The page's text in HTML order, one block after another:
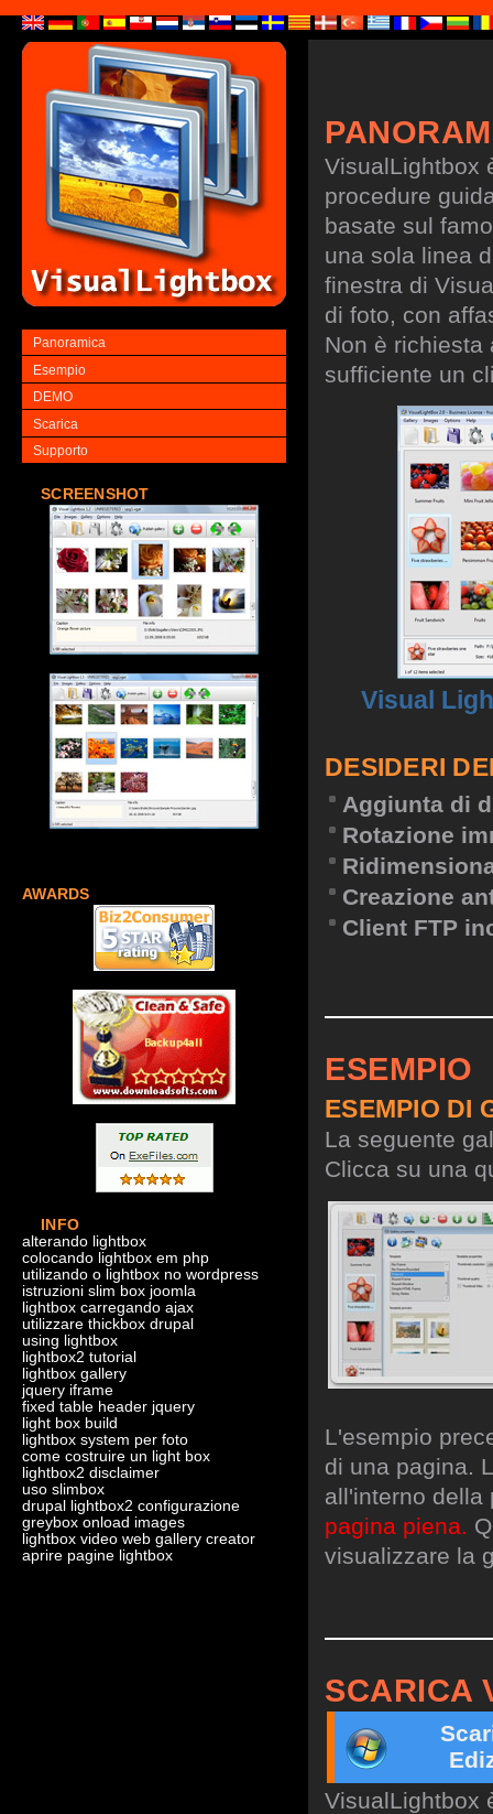
Panoramica
Esempio
DEMO
Scarica
Supporto
SCREENSHOT
AWARDS
INFO
alterando lightbox
colocando lightbox em php
utilizando o lightbox no wordpress
istruzioni slim box joomla
lightbox carregando ajax
utilizzare thickbox drupal
using lightbox
lightbox2 tutorial
lightbox gallery
jquery iframe
fixed table header jquery
light box build
lightbox system per foto
come costruire un light box
lightbox2 disclaimer
uso slimbox
drupal lightbox2 configurazione
greybox onload images
lightbox video web gallery creator
aprire pagine lightbox
VisualLightbox
procedure
basate sul
una sola linea
finestra di
di foto, con
Non è richiesta
sufficiente un
Visual
DESIDERI
Aggiunta di
Rotazione
Creazione
Client FTP
ESEMPIO
ESEMPIO DI
La seguente
Clicca su una
L'esempio
di una pagina.
all'interno
pagina piena.
visualizzare la
SCARICA
VisualLightbox